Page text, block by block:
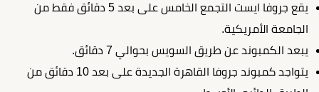
يقع جروفا ايست التجمع الخامس على بعد 5 دقائق فقط من
الجامعة الأمريكية.
يبعد الكمبوند عن طريق السويس بحوالي 7 دقائق.
يتواجد كمبوند جروفا القاهرة الجديدة على بعد 10 دقائق من